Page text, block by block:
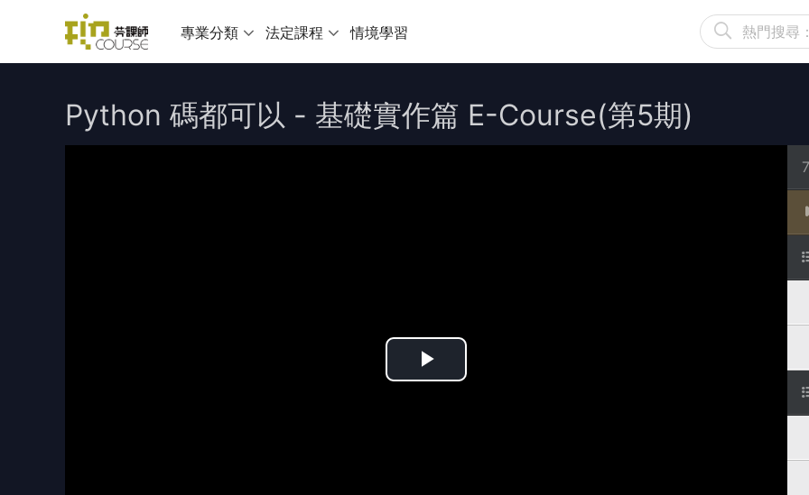
專業分類 法定課程 情境學習
Python 碼都可以 - 基礎實作篇 E-Course(第5期)